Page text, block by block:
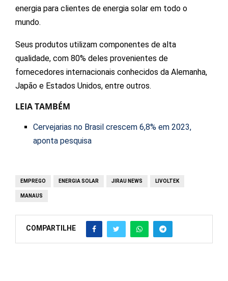
energia para clientes de energia solar em todo o
mundo.
Seus produtos utilizam componentes de alta
qualidade, com 80% deles provenientes de
fornecedores internacionais conhecidos da Alemanha,
Japão e Estados Unidos, entre outros.
LEIA TAMBÉM
Cervejarias no Brasil crescem 6,8% em 2023,
aponta pesquisa
EMPREGO ENERGIA SOLAR JIRAU NEWS LIVOLTEK
MANAUS
COMPARTILHE